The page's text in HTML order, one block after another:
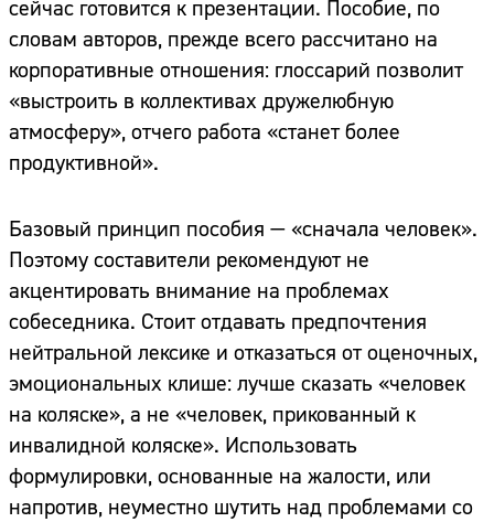
сейчас готовится к презентации. Пособие, по
словам авторов, прежде всего рассчитано на
корпоративные отношения: глоссарий позволит
«выстроить в коллективах дружелюбную
атмосферу», отчего работа «станет более
продуктивной».
Базовый принцип пособия — «сначала человек».
Поэтому составители рекомендуют не
акцентировать внимание на проблемах
собеседника. Стоит отдавать предпочтения
нейтральной лексике и отказаться от оценочных,
эмоциональных клише: лучше сказать «человек
на коляске», а не «человек, прикованный к
инвалидной коляске». Использовать
формулировки, основанные на жалости, или
напротив, неуместно шутить над проблемами со